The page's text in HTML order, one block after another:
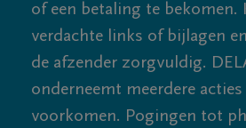
of een betaling te bekomen.
verdachte links of bijlagen
de afzender zorgvuldig.
onderneemt meerdere
voorkomen. Pogingen tot